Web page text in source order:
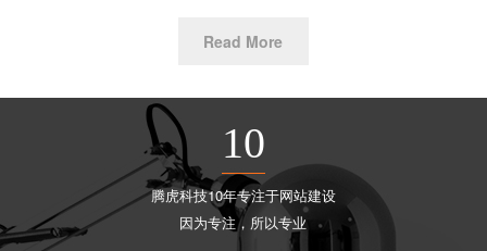
Read More
10
腾虎科技10年专注于网站建设
因为专注，所以专业